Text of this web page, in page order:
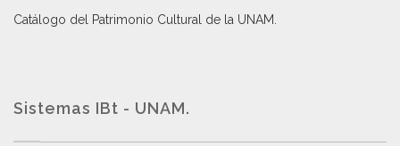
Catálogo del Patrimonio Cultural de la UNAM.
Sistemas IBt - UNAM.